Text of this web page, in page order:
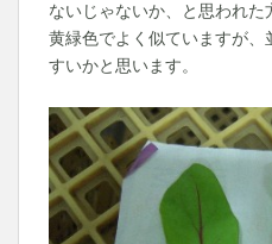
ないじゃないか、と思われ
黄緑色でよく似ていますが
すいかと思います。